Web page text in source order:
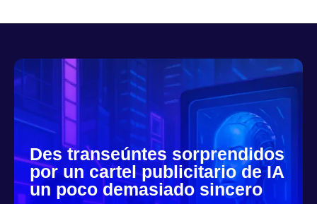
Des transeúntes sorprendidos
por un cartel publicitario de IA
un poco demasiado sincero